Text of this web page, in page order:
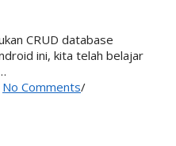
CRUD database
ini, kita telah belajar
No Comments/